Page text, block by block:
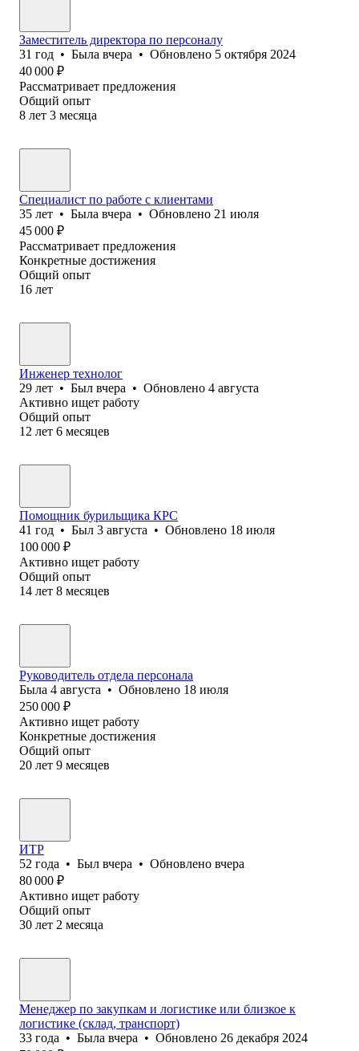
Заместитель директора по персоналу
31 год • Была вчера • Обновлено 5 октября 2024
40 000 ₽
Рассматривает предложения
Общий опыт
8 лет 3 месяца
Специалист по работе с клиентами
35 лет • Была вчера • Обновлено 21 июля
45 000 ₽
Рассматривает предложения
Конкретные достижения
Общий опыт
16 лет
Инженер технолог
29 лет • Был вчера • Обновлено 4 августа
Активно ищет работу
Общий опыт
12 лет 6 месяцев
Помощник бурильщика КРС
41 год • Был 3 августа • Обновлено 18 июля
100 000 ₽
Активно ищет работу
Общий опыт
14 лет 8 месяцев
Руководитель отдела персонала
Была 4 августа • Обновлено 18 июля
250 000 ₽
Активно ищет работу
Конкретные достижения
Общий опыт
20 лет 9 месяцев
ИТР
52 года • Был вчера • Обновлено вчера
80 000 ₽
Активно ищет работу
Общий опыт
30 лет 2 месяца
Менеджер по закупкам и логистике или близкое к
логистике (склад, транспорт)
33 года • Была вчера • Обновлено 26 декабря 2024